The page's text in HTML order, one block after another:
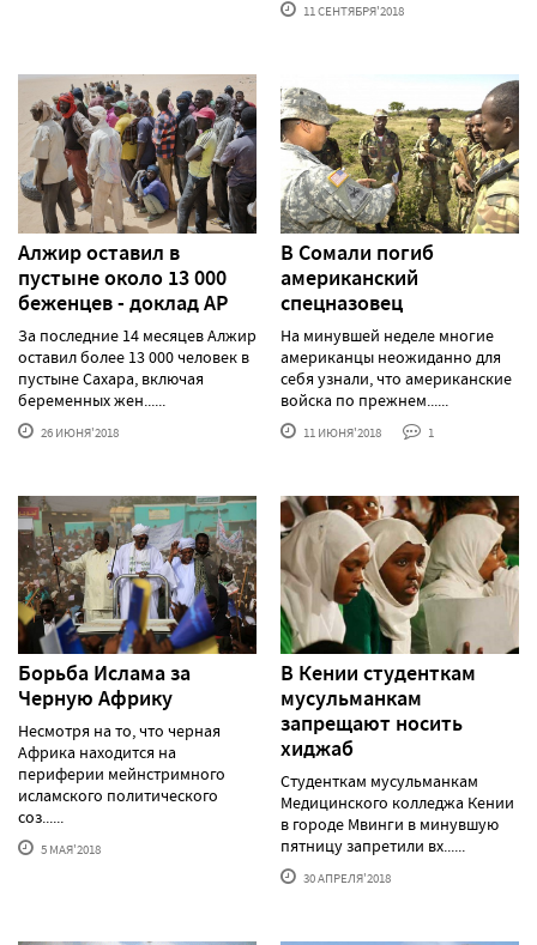
11 СЕНТЯБРЯ'2018
Алжир оставил в
пустыне около 13 000
беженцев - доклад AP
За последние 14 месяцев Алжир
оставил более 13 000 человек в
пустыне Сахара, включая
беременных жен......
26 ИЮНЯ'2018
В Сомали погиб
американский
спецназовец
На минувшей неделе многие
американцы неожиданно для
себя узнали, что американские
войска по прежнем......
11 ИЮНЯ'2018 1
Борьба Ислама за
Черную Африку
Несмотря на то, что черная
Африка находится на
периферии мейнстримного
исламского политического
соз......
5 МАЯ'2018
В Кении студенткам
мусульманкам
запрещают носить
хиджаб
Студенткам мусульманкам
Медицинского колледжа Кении
в городе Мвинги в минувшую
пятницу запретили вх......
30 АПРЕЛЯ'2018